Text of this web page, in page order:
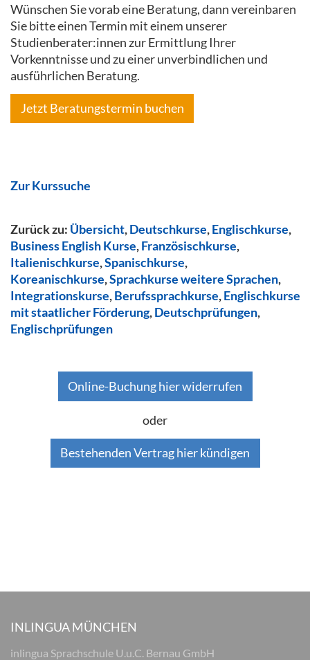
Wünschen Sie vorab eine Beratung, dann vereinbaren
Sie bitte einen Termin mit einem unserer
Studienberater:innen zur Ermittlung Ihrer
Vorkenntnisse und zu einer unverbindlichen und
ausführlichen Beratung.
Jetzt Beratungstermin buchen
Zur Kurssuche
Zurück zu: Übersicht,Deutschkurse,Englischkurse,
Business English Kurse,Französischkurse,
Italienischkurse,Spanischkurse,
Koreanischkurse,Sprachkurse weitere Sprachen,
Integrationskurse,Berufssprachkurse,Englischkurse
mit staatlicher Förderung,Deutschprüfungen,
Englischprüfungen
Online-Buchung hier widerrufen
oder
Bestehenden Vertrag hier kündigen
INLINGUA MÜNCHEN
inlingua Sprachschule U.u.C. Bernau GmbH